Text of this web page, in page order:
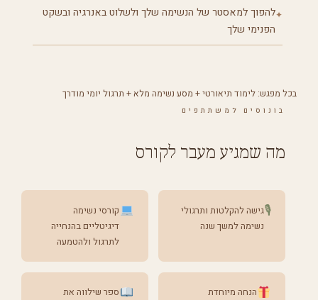
✦להפוך למאסטר של הנשימה שלך ולשלוט באנרגיה ובשקט
הפנימי שלך
בכל מפגש: לימוד תיאורטי + מסע נשימה מלא + תרגול יומי מודרך
בונוסים למשתתפים
מה שמגיע מעבר לקורס
🎙גישה להקלטות ותרגולי
נשימה למשך שנה
קורסי נשימה
דיגיטליים בהנחייה
לתרגול ולהטמעה
הנחה מיוחדת
ספר שילווה את